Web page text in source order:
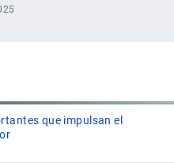
que impulsan el